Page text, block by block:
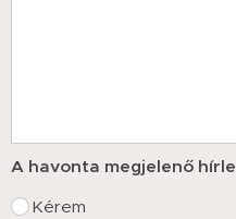
A havonta megjelenő
Kérem